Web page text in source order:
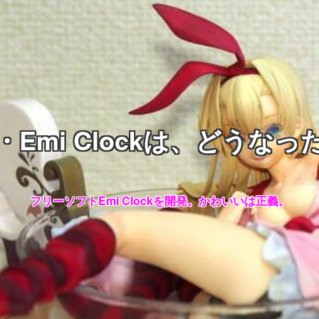
Emi Clockは、どうなっ
フリーソフトEmi Clockを開発。かわいいは正義。